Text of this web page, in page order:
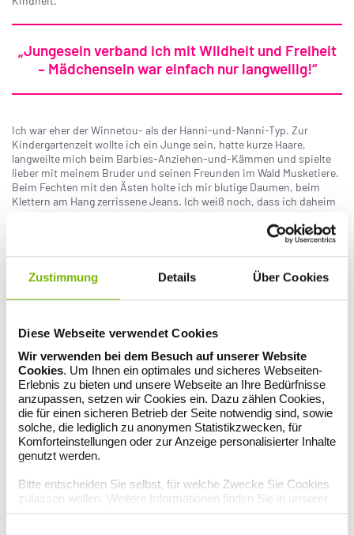
Zustimmung Details Über Cookies
Diese Webseite verwendet Cookies
Wir verwenden bei dem Besuch auf unserer Website
Cookies. Um Ihnen ein optimales und sicheres Webseiten-
Erlebnis zu bieten und unsere Webseite an Ihre Bedürfnisse
anzupassen, setzen wir Cookies ein. Dazu zählen Cookies,
die für einen sicheren Betrieb der Seite notwendig sind, sowie
solche, die lediglich zu anonymen Statistikzwecken, für
Komforteinstellungen oder zur Anzeige personalisierter Inhalte
genutzt werden.
Bitte entscheiden Sie selbst, für welche Zwecke Sie Cookies
zulassen wollen. Weitere Informationen finden Sie in unserer
Datenschutzerklärung.
„Jungesein verband ich mit Wildheit und Freiheit
– Mädchensein war einfach nur langweilig!“
Ich war eher der Winnetou- als der Hanni-und-Nanni-Typ. Zur
Kindergartenzeit wollte ich ein Junge sein, hatte kurze Haare,
langweilte mich beim Barbies-Anziehen-und-Kämmen und spielte
lieber mit meinem Bruder und seinen Freunden im Wald Musketiere.
Beim Fechten mit den Ästen holte ich mir blutige Daumen, beim
Klettern am Hang zerrissene Jeans. Ich weiß noch, dass ich daheim
einmal bitterlich geweint habe, weil ich Mädchensein so doof fand.
und Wildheit. Aber all die
Erwartungen, die an Mädchen gestellt wurden, waren für mich ein zu
enges Korsett: brav und adrett sein, hübsch gekämmt und mit
geflochtenen Zöpfen, Lacksandalen statt Turnschuhen, auf der
Decke sitzend statt herumstreunend – laaaaangweilig!
Erst Jahrzehnte später ist mir klar geworden, dass ich damals schon
eine emanzipierte Feministin war, ohne jemals irgendetwas davon
gehört oder entsprechende Vorbilder gehabt zu haben. Ein
Naturtalent, quasi. Das sich in keine Rollenvorstellungen zwängen
lassen wollte – aber auch schon früh Diskriminierung erlebt hatte:
Als der Pfarrer in der vierten Klasse neue Ministranten anwerben
wollte, schnellte mein Finger sofort in die Höhe (warum auch
immer). Doch er legte die Stirn in Falten, schüttelte den Kopf und
machte eine wegwischende Handbewegung: „Du nicht, du bist ja ein
Mädchen.“ Das saß! Ich war sprachlos. Pffffhhh – dann halt nicht!
Sollte er doch diesen geschleckten Sebastian seine Hostien tragen
lassen.